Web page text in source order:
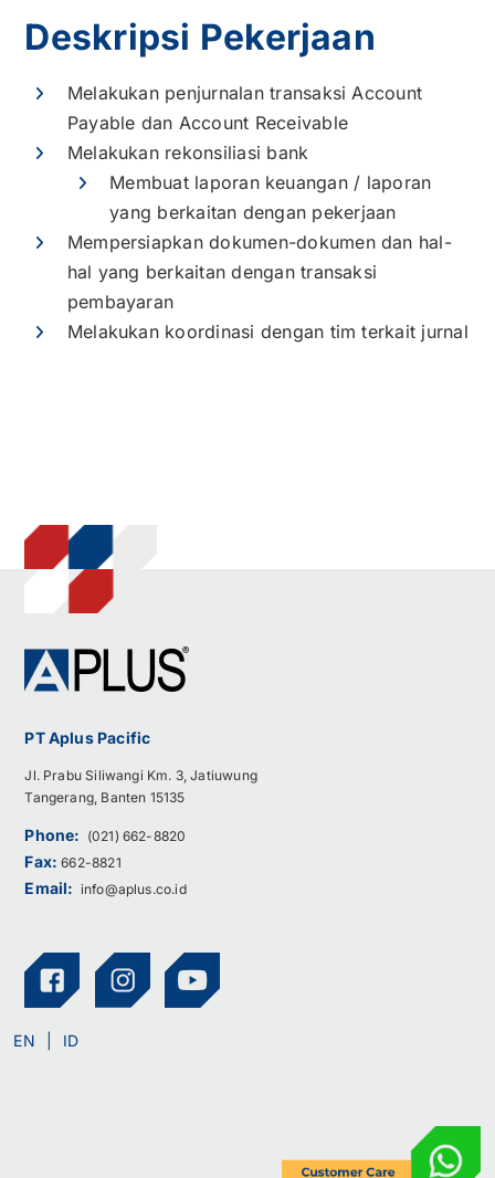
Deskripsi Pekerjaan
Melakukan penjurnalan transaksi Account
Payable dan Account Receivable
Melakukan rekonsiliasi bank
Membuat laporan keuangan / laporan
yang berkaitan dengan pekerjaan
Mempersiapkan dokumen-dokumen dan hal-
hal yang berkaitan dengan transaksi
pembayaran
Melakukan koordinasi dengan tim terkait jurnal
PT Aplus Pacific
Jl. Prabu Siliwangi Km. 3, Jatiuwung
Tangerang, Banten 15135
Phone: (021) 662-8820
Fax:662-8821
Email: info@aplus.co.id
EN ID